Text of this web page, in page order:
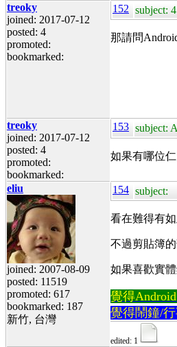
treoky
joined: 2017-07-12
posted: 4
promoted:
bookmarked:
152 subject:
那請問
treoky
joined: 2017-07-12
posted: 4
promoted:
bookmarked:
153 subject:
如果有哪位
eliu
joined: 2007-08-09
posted: 11519
promoted: 617
bookmarked: 187
新竹, 台灣
154 subject:
看在難得有
不過剪貼簿
如果喜歡實
覺得
覺得鬧鐘/
edited: 1